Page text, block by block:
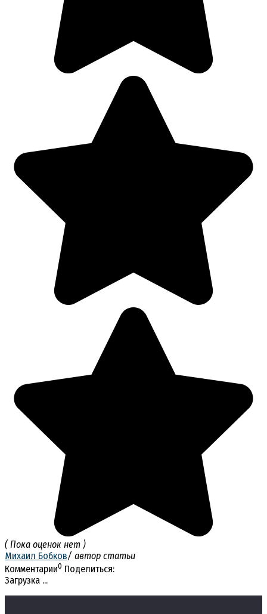
( Пока оценок нет )
Михаил Бобков/ автор статьи
Комментарии0 Поделиться:
Загрузка ...